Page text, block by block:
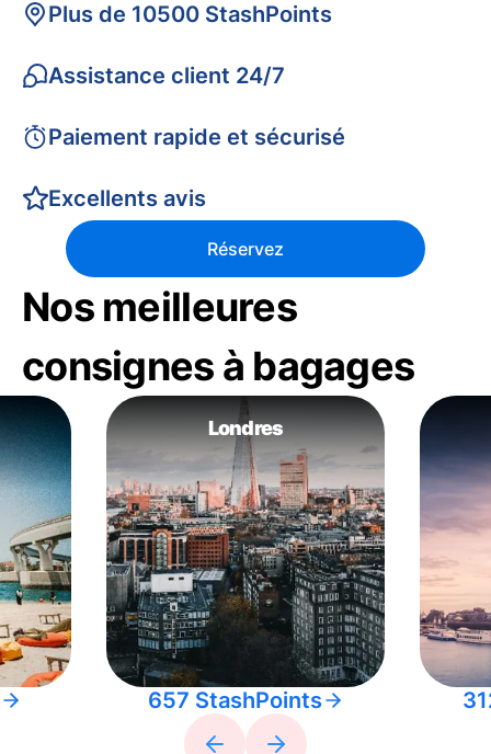
Plus de 10500 StashPoints
Assistance client 24/7
Paiement rapide et sécurisé
Excellents avis
Réservez
Nos meilleures
consignes à bagages
Londres
657 StashPoints